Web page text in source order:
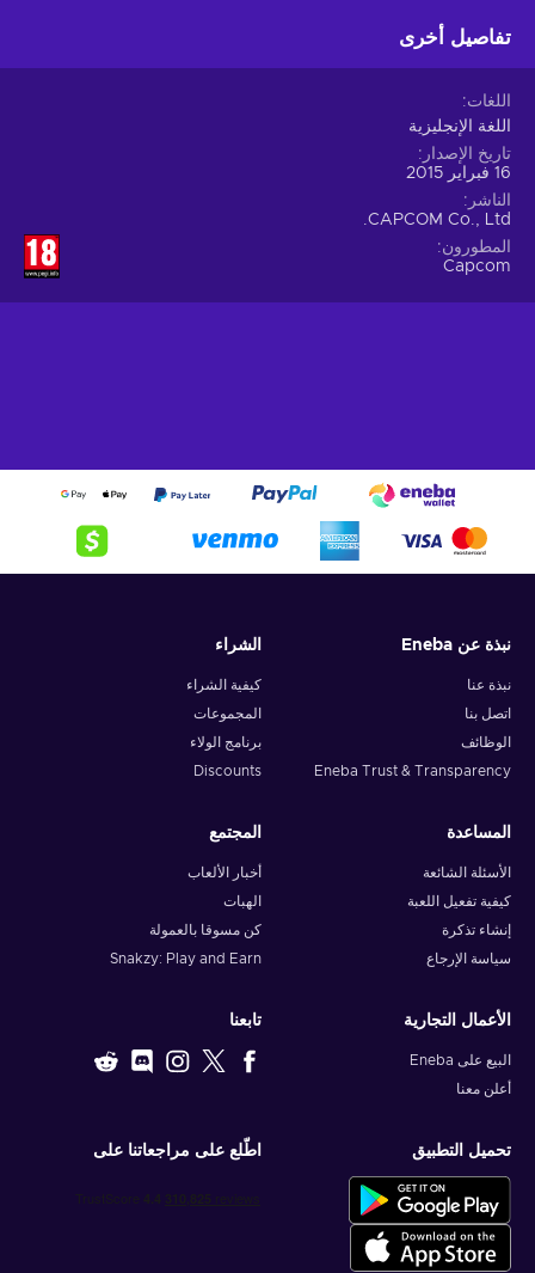
تفاصيل أخرى
اللغات
اللغة الإنجليزية
تاريخ الإصدار
16 فبراير 2015
الناشر
CAPCOM Co., Ltd.
المطورون
Capcom
نبذة عن Eneba
نبذة عنا
اتصل بنا
الوظائف
Eneba Trust & Transparency
الشراء
كيفية الشراء
المجموعات
برنامج الولاء
Discounts
المساعدة
الأسئلة الشائعة
كيفية تفعيل اللعبة
إنشاء تذكرة
سياسة الإرجاع
المجتمع
أخبار الألعاب
الهبات
كن مسوقا بالعمولة
Snakzy: Play and Earn
الأعمال التجارية
البيع على Eneba
أعلن معنا
تابعنا
تحميل التطبيق اطّلع على مراجعاتنا على